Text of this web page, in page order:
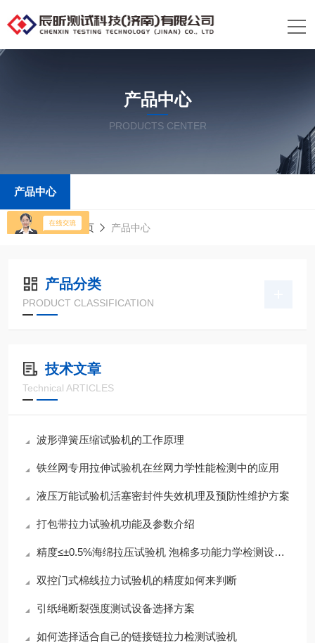
产品中心
PRODUCTS CENTER
产品中心
当前位置：首页 产品中心
产品分类
PRODUCT CLASSIFICATION
技术文章
Technical ARTICLES
波形弹簧压缩试验机的工作原理
铁丝网专用拉伸试验机在丝网力学性能检测中的应用
液压万能试验机活塞密封件失效机理及预防性维护方案
打包带拉力试验机功能及参数介绍
精度≤±0.5%海绵拉压试验机 泡棉多功能力学检测设备参数一览
双控门式棉线拉力试验机的精度如何来判断
引纸绳断裂强度测试设备选择方案
如何选择适合自己的链接链拉力检测试验机